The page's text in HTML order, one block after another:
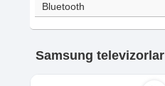
Bluetooth
Samsung televizorlar